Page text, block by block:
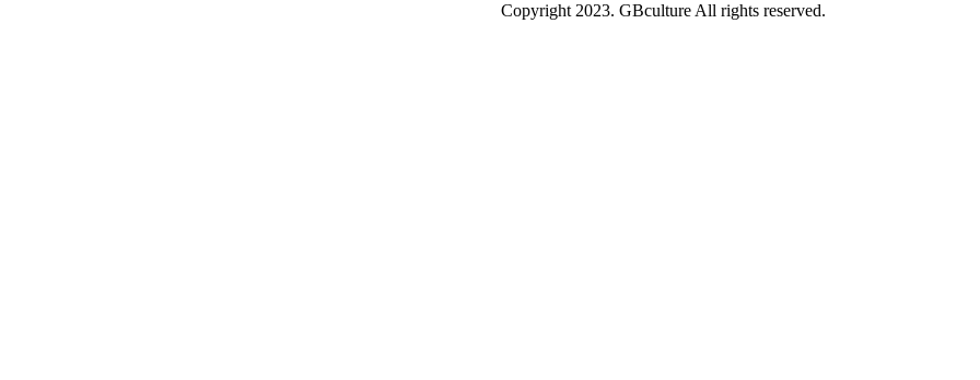
Copyright 2023. GBculture All rights reserved.